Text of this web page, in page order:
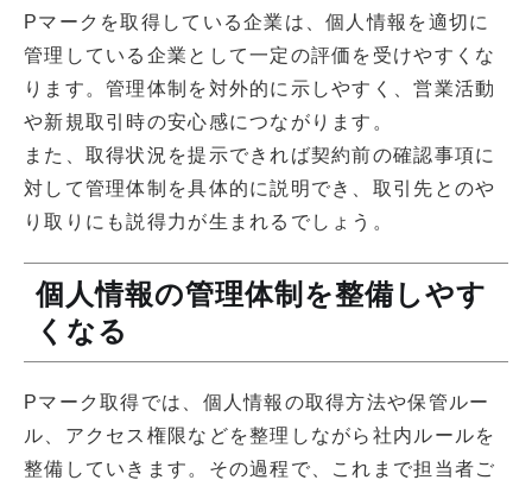
Pマークを取得している企業は、個人情報を適切に
管理している企業として一定の評価を受けやすくな
ります。管理体制を対外的に示しやすく、営業活動
や新規取引時の安心感につながります。
また、取得状況を提示できれば契約前の確認事項に
対して管理体制を具体的に説明でき、取引先とのや
り取りにも説得力が生まれるでしょう。
個人情報の管理体制を整備しやす
くなる
Pマーク取得では、個人情報の取得方法や保管ルー
ル、アクセス権限などを整理しながら社内ルールを
整備していきます。その過程で、これまで担当者ご